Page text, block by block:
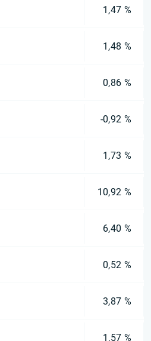
1,47 %
1,48 %
0,86 %
-0,92 %
1,73 %
10,92 %
6,40 %
0,52 %
3,87 %
1,57 %